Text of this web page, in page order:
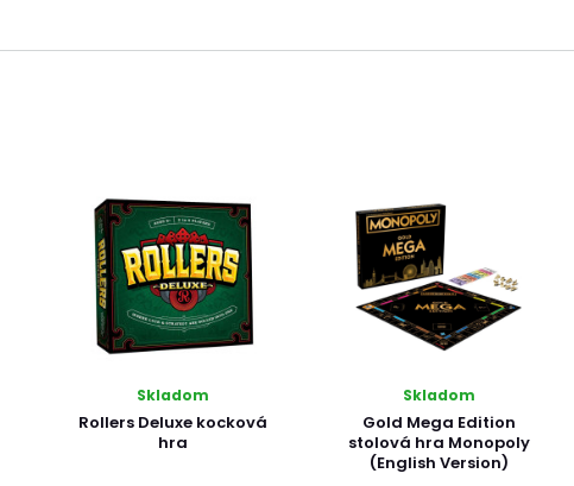
Skladom
Rollers Deluxe kocková
hra
Skladom
Gold Mega Edition
stolová hra Monopoly
(English Version)